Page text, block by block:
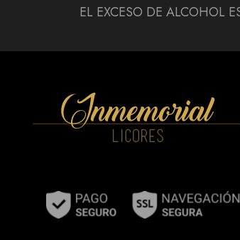
EL EXCESO DE ALCOHOL